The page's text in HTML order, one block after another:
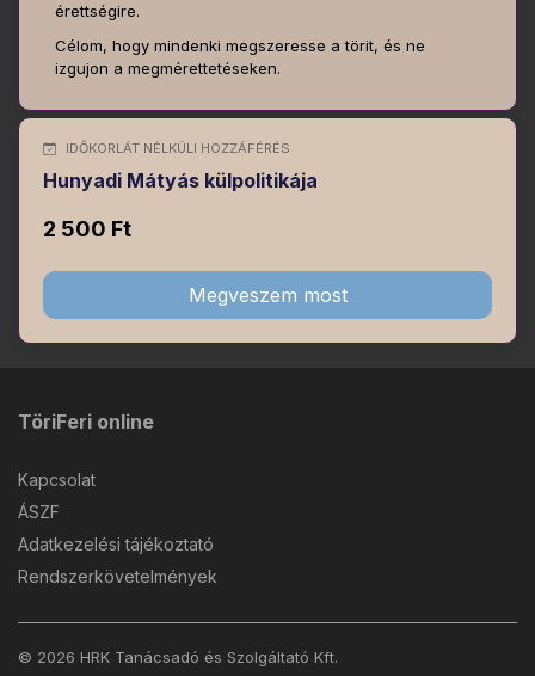
érettségire.
Célom, hogy mindenki megszeresse a törit, és ne
izgujon a megmérettetéseken.
IDŐKORLÁT NÉLKÜLI HOZZÁFÉRÉS
Hunyadi Mátyás külpolitikája
2 500 Ft
Megveszem most
TöriFeri online
Kapcsolat
ÁSZF
Adatkezelési tájékoztató
Rendszerkövetelmények
© 2026 HRK Tanácsadó és Szolgáltató Kft.